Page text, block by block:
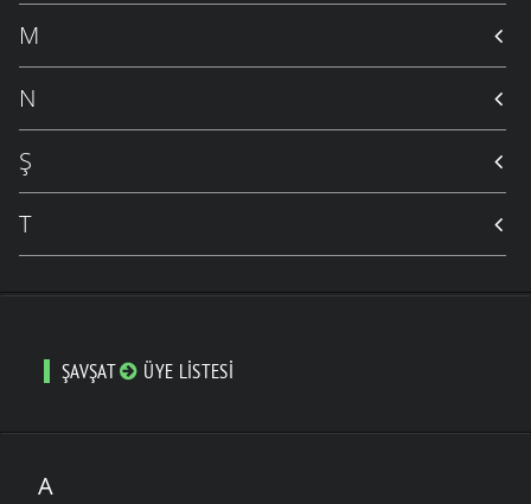
M
N
Ş
T
ŞAVŞAT ÜYE LISTESI
A